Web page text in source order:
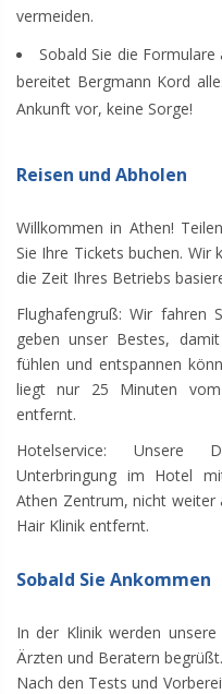
vermeiden.
Sobald Sie die
bereitet Bergmann Kord
Ankunft vor, keine Sorge!
Reisen und Abholen
Willkommen in Athen!
Sie Ihre Tickets buchen. Wir
die Zeit Ihres Betriebs
Flughafengruß: Wir fahren
geben unser Bestes,
fühlen und entspannen
liegt nur 25 Minuten vom
entfernt.
Hotelservice: Unsere
Unterbringung im Hotel
Athen Zentrum, nicht
Hair Klinik entfernt.
Sobald Sie Ankommen
In der Klinik werden
Ärzten und Beratern begrüßt.
Nach den Tests und